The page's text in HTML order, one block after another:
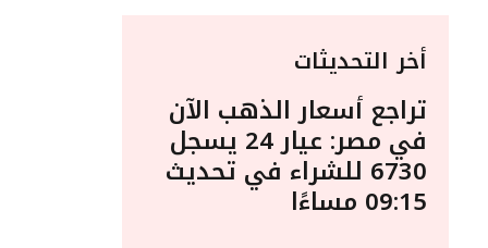
أخر التحديثات
تراجع أسعار الذهب الآن
في مصر: عيار 24 يسجل
6730 للشراء في تحديث
09:15 مساءًا